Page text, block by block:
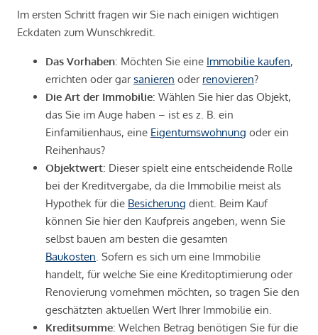
Im ersten Schritt fragen wir Sie nach einigen wichtigen
Eckdaten zum Wunschkredit.
Das Vorhaben: Möchten Sie eine Immobilie kaufen,
errichten oder garsanieren oder renovieren?
Die Art der Immobilie: Wählen Sie hier das Objekt,
das Sie im Auge haben – ist es z. B. ein
Einfamilienhaus, eine Eigentumswohnung oder ein
Reihenhaus?
Objektwert: Dieser spielt eine entscheidende Rolle
bei der Kreditvergabe, da die Immobilie meist als
Hypothek für die Besicherung dient. Beim Kauf
können Sie hier den Kaufpreis angeben, wenn Sie
selbst bauen am besten die gesamten
Baukosten . Sofern es sich um eine Immobilie
handelt, für welche Sie eine Kreditoptimierung oder
Renovierung vornehmen möchten, so tragen Sie den
geschätzten aktuellen Wert Ihrer Immobilie ein.
Kreditsumme: Welchen Betrag benötigen Sie für die